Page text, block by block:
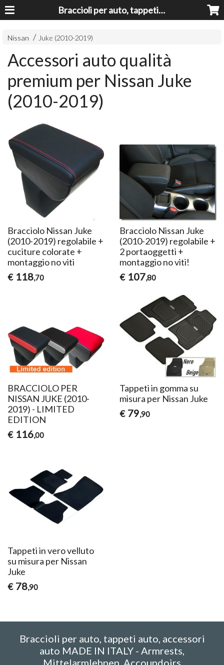
Braccioli per auto, tappeti auto, accessori auto MADE IN ITALY - Armrests, Mittelarmlehnen, Accoundoirs
Nissan Juke (2010-2019)
Accessori auto qualità
premium per Nissan Juke
(2010-2019)
Bracciolo Nissan Juke
(2010-2019) regolabile +
cuciture colorate +
montaggio no viti
€ 118,70
Bracciolo Nissan Juke
(2010-2019) regolabile +
2 portaoggetti +
montaggio no viti!
€ 107,80
BRACCIOLO PER
NISSAN JUKE (2010-
2019) - LIMITED
EDITION
€ 116,00
Tappeti in gomma su
misura per Nissan Juke
€ 79,90
Tappeti in vero velluto
su misura per Nissan
Juke
€ 78,90
Braccioli per auto, tappeti auto, accessori
auto MADE IN ITALY - Armrests,
Mittelarmlehnen, Accoundoirs